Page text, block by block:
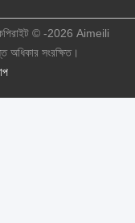
কপিরাইট © -2026 Aimeili
সংরক্ষিত।